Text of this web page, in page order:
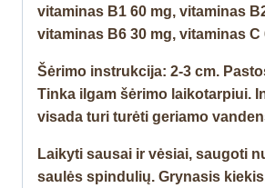
vitaminas B1 60 mg, vitaminas
vitaminas B6 30 mg, vitaminas C
Šėrimo instrukcija: 2-3 cm.
Tinka ilgam šėrimo laikotarpiui.
visada turi turėti geriamo
Laikyti sausai ir vėsiai, saugoti
saulės spindulių. Grynasis